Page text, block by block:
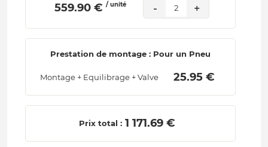
559.90 € / unité - 2 +
Prestation de montage : Pour un Pneu
Montage + Equilibrage + Valve 25.95 €
Prix total : 1 171.69 €